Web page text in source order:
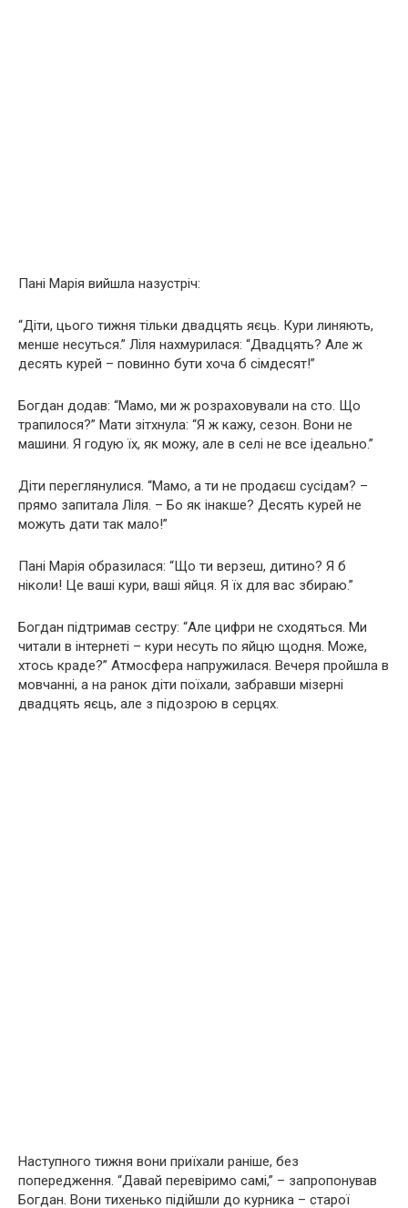
Пані Марія вийшла назустріч:
“Діти, цього тижня тільки двадцять яєць. Кури линяють,
менше несуться.” Ліля нахмурилася: “Двадцять? Але ж
десять курей – повинно бути хоча б сімдесят!”
Богдан додав: “Мамо, ми ж розраховували на сто. Що
трапилося?” Мати зітхнула: “Я ж кажу, сезон. Вони не
машини. Я годую їх, як можу, але в селі не все ідеально.”
Діти переглянулися. “Мамо, а ти не продаєш сусідам? –
прямо запитала Ліля. – Бо як інакше? Десять курей не
можуть дати так мало!”
Пані Марія образилася: “Що ти верзеш, дитино? Я б
ніколи! Це ваші кури, ваші яйця. Я їх для вас збираю.”
Богдан підтримав сестру: “Але цифри не сходяться. Ми
читали в інтернеті – кури несуть по яйцю щодня. Може,
хтось краде?” Атмосфера напружилася. Вечеря пройшла в
мовчанні, а на ранок діти поїхали, забравши мізерні
двадцять яєць, але з підозрою в серцях.
Наступного тижня вони приїхали раніше, без
попередження. “Давай перевіримо самі,” – запропонував
Богдан. Вони тихенько підійшли до курника – старої